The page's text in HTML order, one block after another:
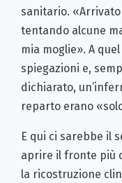
sanitario.
tentando alcune
mia moglie». A
spiegazioni e,
dichiarato,
reparto erano
E qui ci sarebbe il
aprire il fronte più
la ricostruzione